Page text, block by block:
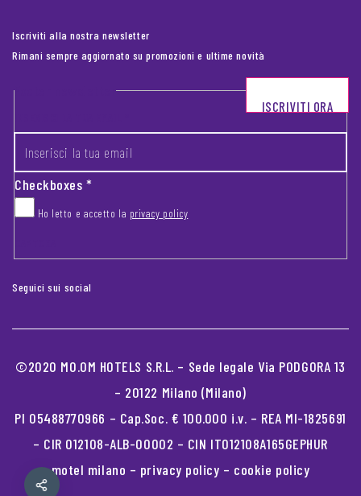
Iscriviti alla nostra newsletter
Rimani sempre aggiornato su promozioni e ultime novità
Footer newsletter
Checkboxes*
Ho letto e accetto la privacy policy
ISCRIVITI ORA
Seguici sui social
©2020 MO.OM HOTELS S.R.L. – Sede legale Via PODGORA 13
– 20122 Milano (Milano)
PI 05488770966 – Cap.Soc. € 100.000 i.v. – REA MI-1825691
– CIR 012108-ALB-00002 – CIN IT012108A165GEPHUR
motel milano – privacy policy – cookie policy